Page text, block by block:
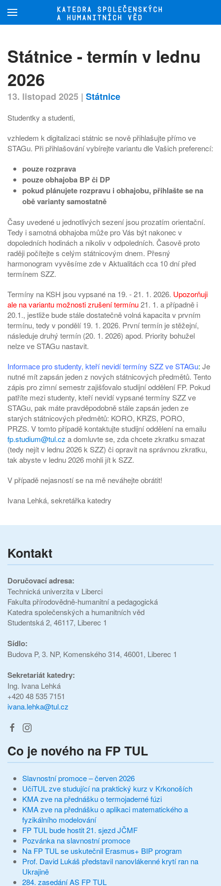
Přejít na hlavní obsah
Státnice - termín v lednu
2026
13. listopad 2025 | Státnice
Studentky a studenti,
vzhledem k digitalizaci státnic se nově přihlašujte přímo ve
STAGu. Při přihlašování vybírejte variantu dle Vašich preferencí:
pouze rozprava
pouze obhajoba BP či DP
pokud plánujete rozpravu i obhajobu, přihlašte se na
obě varianty samostatně
Časy uvedené u jednotlivých sezení jsou prozatím orientační.
Tedy i samotná obhajoba může pro Vás být nakonec v
dopoledních hodinách a nikoliv v odpoledních. Časově proto
raději počítejte s celým státnicovým dnem. Přesný
harmonogram vyvěsíme zde v Aktualitách cca 10 dní před
termínem SZZ.
Termíny na KSH jsou vypsané na 19. - 21. 1. 2026. Upozorňuji
ale na variantu možnosti zrušení termínu21. 1. a případně i
20.1., jestliže bude stále dostatečně volná kapacita v prvním
termínu, tedy v pondělí 19. 1. 2026. První termín je stěžejní,
následuje druhý termín (20. 1. 2026) apod. Priority bohužel
nelze ve STAGu nastavit.
Informace pro studenty, kteří nevidí termíny SZZ ve STAGu: Je
nutné mít zapsán jeden z nových státnicových předmětů. Tento
zápis pro zimní semestr zajišťovalo studijní oddělení FP. Pokud
patříte mezi studenty, kteří nevidí vypsané termíny SZZ ve
STAGu, pak máte pravděpodobně stále zapsán jeden ze
starých státnicových předmětů: KORO, KRZS, PORO,
PRZS. V tomto případě kontaktujte studijní oddělení na emailu
fp.studium@tul.cz a domluvte se, zda chcete zkratku smazat
(tedy nejít v lednu 2026 k SZZ) či opravit na správnou zkratku,
tak abyste v lednu 2026 mohli jít k SZZ.
V případě nejasností se na mě neváhejte obrátit!
Ivana Lehká, sekretářka katedry
Kontakt
Doručovací adresa:
Technická univerzita v Liberci
Fakulta přírodovědně-humanitní a pedagogická
Katedra společenských a humanitních věd
Studentská 2, 46117, Liberec 1
Sídlo:
Budova P, 3. NP, Komenského 314, 46001, Liberec 1
Sekretariát katedry:
Ing. Ivana Lehká
+420 48 535 7151
ivana.lehka@tul.cz
Co je nového na FP TUL
Slavnostní promoce – červen 2026
UčiTUL zve studující na praktický kurz v Krkonoších
KMA zve na přednášku o termojaderné fúzi
KMA zve na přednášku o aplikaci matematického a
fyzikálního modelování
FP TUL bude hostit 21. sjezd JČMF
Pozvánka na slavnostní promoce
Na FP TUL se uskutečnil Erasmus+ BIP program
Prof. David Lukáš představil nanovlákenné krytí ran na
Ukrajině
284. zasedání AS FP TUL